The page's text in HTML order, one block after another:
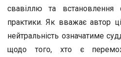
свавіллю та встановлення
практики. Як вважає автор
нейтральність означатиме
щодо того, хто є